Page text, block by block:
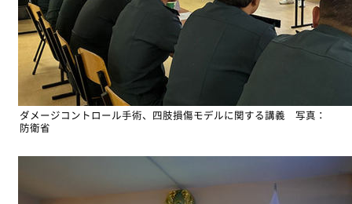
ダメージコントロール手術、四肢損傷モデルに関する講義 写真：
防衛省